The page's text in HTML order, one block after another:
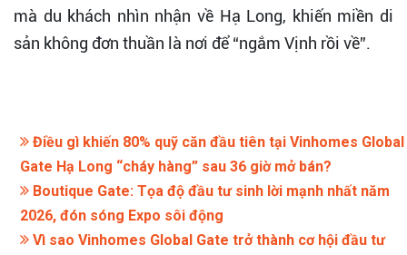
mà du khách nhìn nhận về Hạ Long, khiến miền di
sản không đơn thuần là nơi để “ngắm Vịnh rồi về”.
Điều gì khiến 80% quỹ căn đầu tiên tại Vinhomes Global
Gate Hạ Long “cháy hàng” sau 36 giờ mở bán?
Boutique Gate: Tọa độ đầu tư sinh lời mạnh nhất năm
2026, đón sóng Expo sôi động
Vì sao Vinhomes Global Gate trở thành cơ hội đầu tư